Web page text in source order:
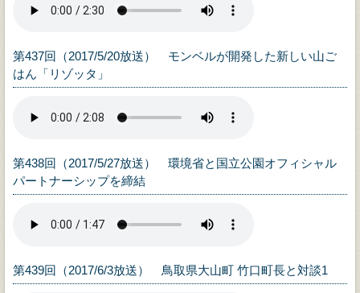
第437回（2017/5/20放送） モンベルが開発した新しい山ご
はん「リゾッタ」
第438回（2017/5/27放送） 環境省と国立公園オフィシャル
パートナーシップを締結
第439回（2017/6/3放送） 鳥取県大山町 竹口町長と対談1